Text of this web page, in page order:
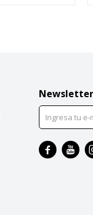
Newsletter
 